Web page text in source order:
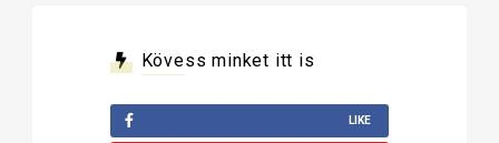
Kövess minket itt is
LIKE